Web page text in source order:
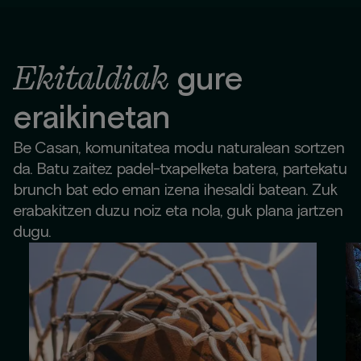
Ekitaldiak gure
eraikinetan
Be Casan, komunitatea modu naturalean sortzen
da. Batu zaitez padel-txapelketa batera, partekatu
brunch bat edo eman izena ihesaldi batean. Zuk
erabakitzen duzu noiz eta nola, guk plana jartzen
dugu.